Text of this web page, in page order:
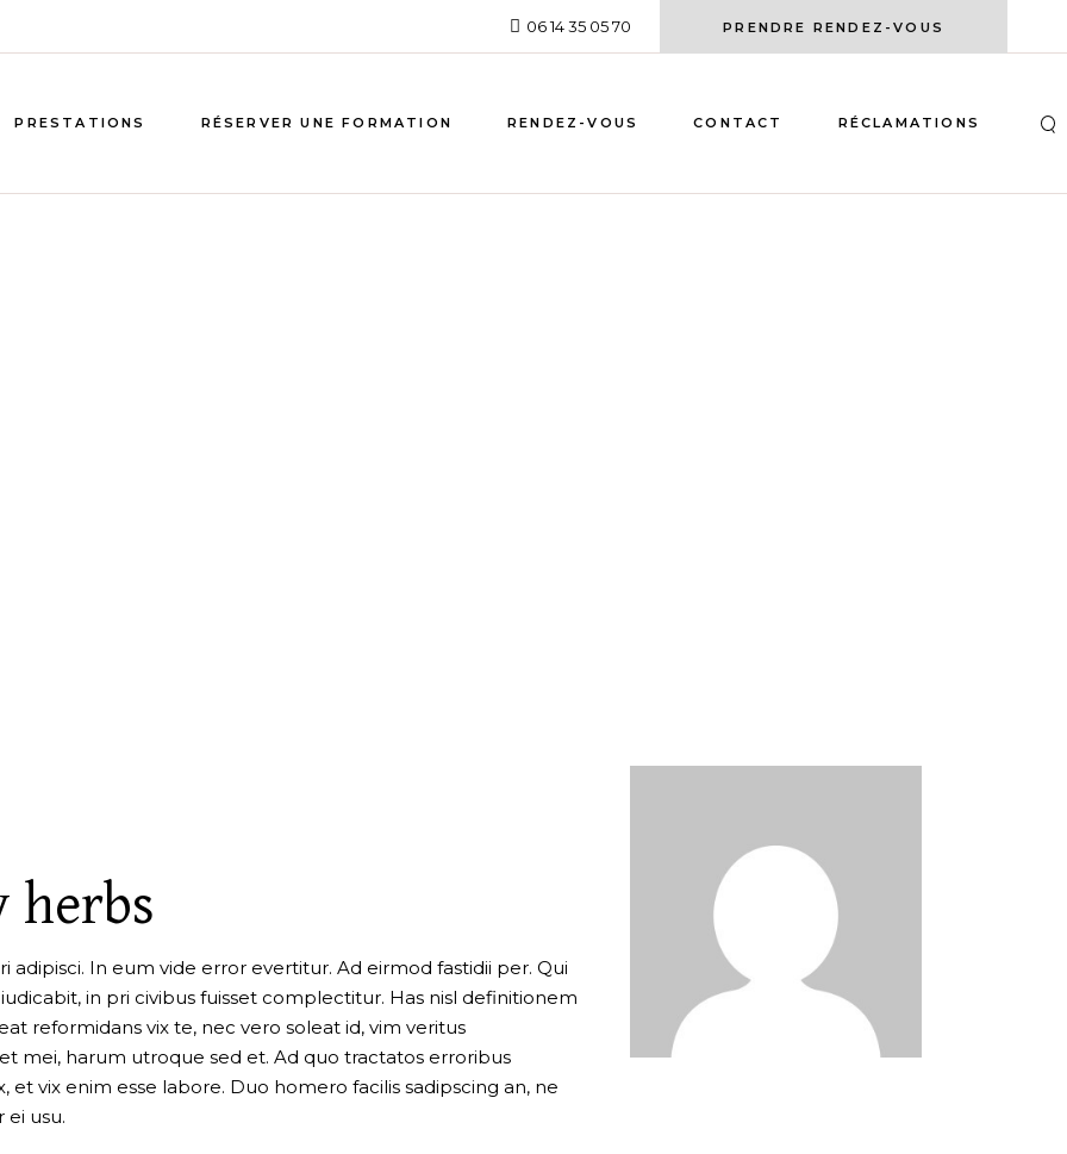
06 14 35 05 70 PRENDRE RENDEZ-VOUS
PRESTATIONS RÉSERVER UNE FORMATION RENDEZ-VOUS CONTACT RÉCLAMATIONS
herbs
In eum vide error evertitur. Ad eirmod fastidii per. Qui
in pri civibus fuisset complectitur. Has nisl definitionem
reformidans vix te, nec vero soleat id, vim veritus
mei, harum utroque sed et. Ad quo tractatos erroribus
vix enim esse labore. Duo homero facilis sadipscing an, ne
usu.